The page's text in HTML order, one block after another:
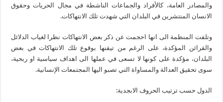
والمصادر العامة، كالأفراد والجماعات الناشطة في مجال الحريات وحقوق
الانسان المنتشرين في البلدان التي شهدت تلك الانتهاكات.
وتلفت المنظمة الى انها احجمت عن ذكر بعض الانتهاكات نظرا لغياب الدلائل
والقرائن المؤكدة، على الرغم من تيقنها بوقوع تلك الانتهاكات في بعض
البلدان، مؤكدة على كونها لا تسعى في عملها الى اهداف سياسية او ربحية،
سوى تحقيق العدالة والمساواة التي تصبو اليها المجتمعات الإنسانية.
الدول حسب ترتيب الحروف الابجدية: